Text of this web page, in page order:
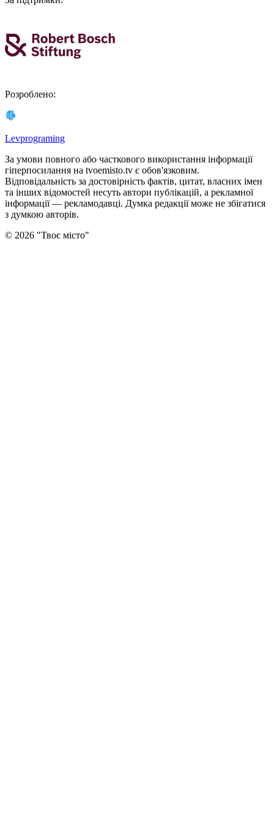
Розроблено:
Levprograming
За умови повного або часткового використання iнформацiї
гіперпосилання на tvoemisto.tv є обов'язковим.
Відповідальність за достовірність фактів, цитат, власних імен
та інших відомостей несуть автори публікацій, а рекламної
інформації — рекламодавці. Думка редакцiї може не збiгатися
з думкою авторiв.
© 2026 "Твоє місто"